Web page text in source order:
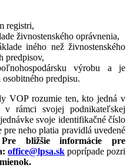
registri,
živnostenského oprávnenia,
iného než živnostenského
predpisov,
výrobu a je
predpisu.
VOP rozumie ten, kto jedná v
v rámci svojej podnikateľskej
svoje identifikačné číslo
neho platia pravidlá uvedené
Pre bližšie informácie pre
office@lpsa.sk poprípade pozri